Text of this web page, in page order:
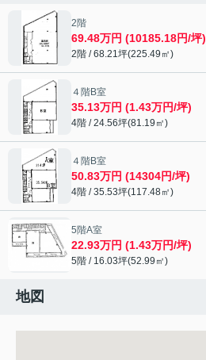
2階
69.48万円 (10185.18円/坪)
2階 / 68.21坪(225.49㎡)
４階B室
35.13万円 (1.43万円/坪)
4階 / 24.56坪(81.19㎡)
４階B室
50.83万円 (14304円/坪)
4階 / 35.53坪(117.48㎡)
5階A室
22.93万円 (1.43万円/坪)
5階 / 16.03坪(52.99㎡)
地図